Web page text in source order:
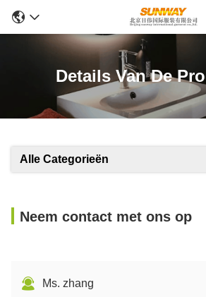
Details Van De
Alle Categorieën
Neem contact met ons op
Ms. zhang